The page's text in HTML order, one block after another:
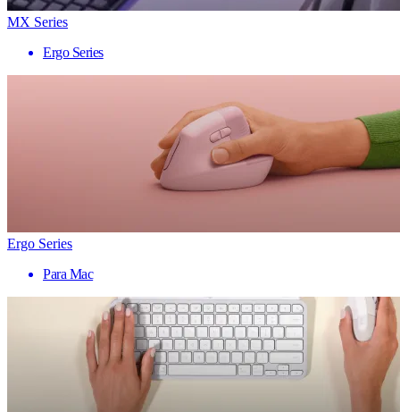
MX Series
Ergo Series
Ergo Series
Para Mac